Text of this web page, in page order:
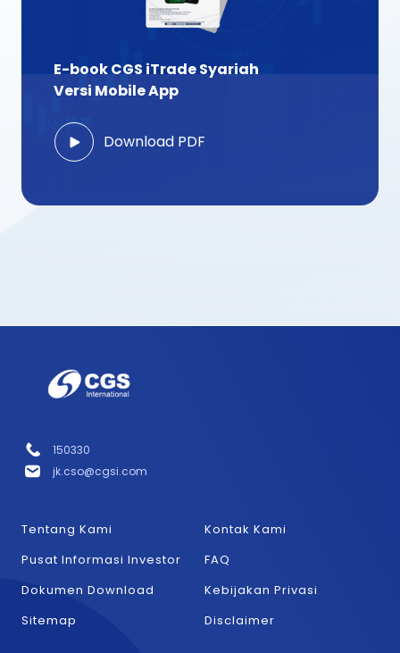
E-book CGS iTrade Syariah
Versi Mobile App
Download PDF
150330
jk.cso@cgsi.com
Tentang Kami
Kontak Kami
Pusat Informasi Investor
FAQ
Dokumen Download
Kebijakan Privasi
Sitemap
Disclaimer